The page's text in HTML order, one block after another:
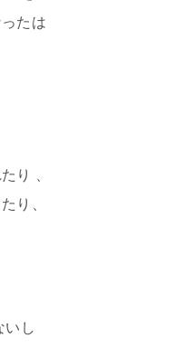
たは
り 、
り、
いし